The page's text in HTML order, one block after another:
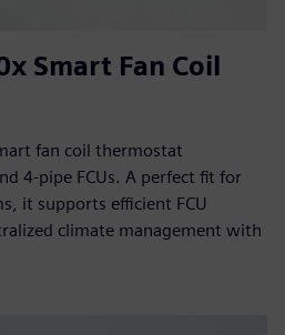
Smart Fan Coil
fan coil thermostat
4-pipe FCUs. A perfect fit for
it supports efficient FCU
climate management with